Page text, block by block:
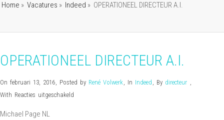
Home » Vacatures » Indeed » OPERATIONEEL DIRECTEUR A.I.
OPERATIONEEL DIRECTEUR A.I.
On februari 13, 2016, Posted by René Volwerk, In Indeed , By directeur ,
With Reacties uitgeschakeld
Michael Page NL